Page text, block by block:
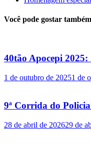
Você pode gostar também
40tão Apocepi
1 de outubro de 20251 de
9ª Corrida do
28 de abril de 202629 de